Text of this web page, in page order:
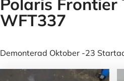
Polaris Frontier
WFT337
Demonterad Oktober -23